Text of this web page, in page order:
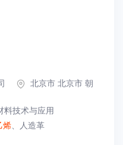
北京市 北京市 朝
料技术与应用
烯、 人造革